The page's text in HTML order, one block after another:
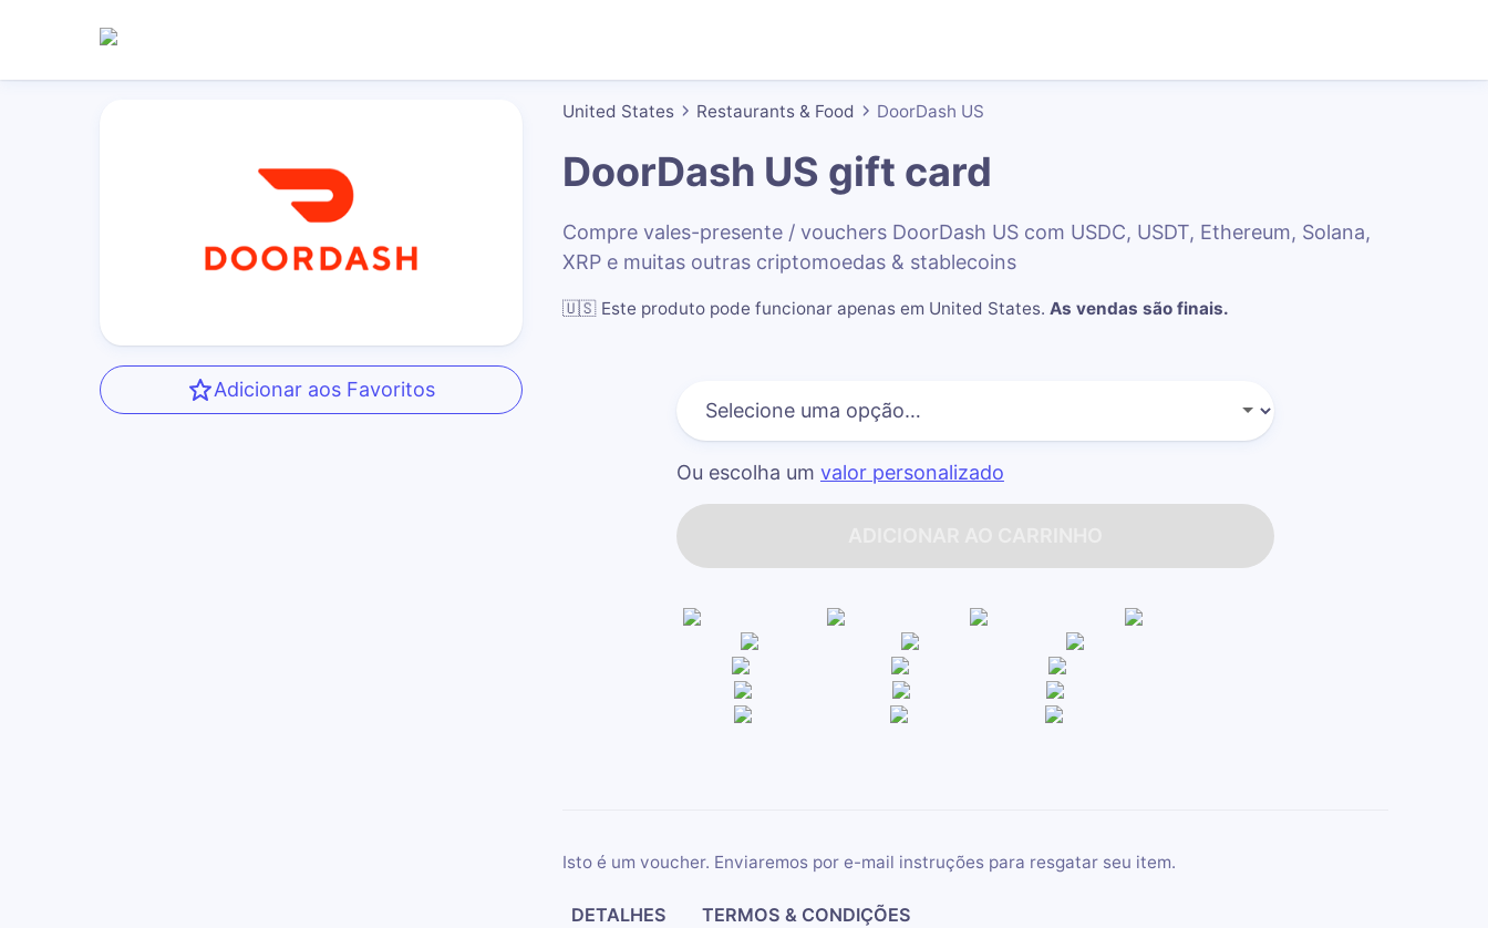
Adicionar aos Favoritos
United States Restaurants & Food DoorDash US
DoorDash US gift card
Compre vales-presente / vouchers DoorDash US com USDC, USDT, Ethereum, Solana,
XRP e muitas outras criptomoedas & stablecoins
🇺🇸 Este produto pode funcionar apenas em United States. As vendas são finais.
Ou escolha um valor personalizado
Isto é um voucher. Enviaremos por e-mail instruções para resgatar seu item.
DETALHES TERMOS & CONDIÇÕES